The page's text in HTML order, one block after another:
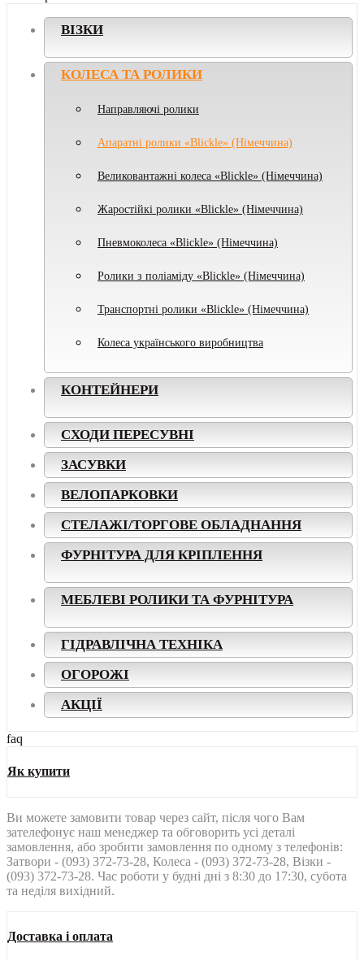
ВІЗКИ
КОЛЕСА ТА РОЛИКИ
Направляючі ролики
Апаратні ролики «Blickle» (Німеччина)
Великовантажні колеса «Blickle» (Німеччина)
Жаростійкі ролики «Blickle» (Німеччина)
Пневмоколеса «Blickle» (Німеччина)
Ролики з поліаміду «Blickle» (Німеччина)
Транспортні ролики «Blickle» (Німеччина)
Колеса українського виробництва
КОНТЕЙНЕРИ
СХОДИ ПЕРЕСУВНІ
ЗАСУВКИ
ВЕЛОПАРКОВКИ
СТЕЛАЖІ/ТОРГОВЕ ОБЛАДНАННЯ
ФУРНІТУРА ДЛЯ КРІПЛЕННЯ
МЕБЛЕВІ РОЛИКИ ТА ФУРНІТУРА
ГІДРАВЛІЧНА ТЕХНІКА
ОГОРОЖІ
АКЦІЇ
faq
Як купити
Ви можете замовити товар через сайт, після чого Вам
зателефонує наш менеджер та обговорить усі деталі
замовлення, або зробити замовлення по одному з телефонів:
Затвори - (093) 372-73-28, Колеса - (093) 372-73-28, Візки -
(093) 372-73-28. Час роботи у будні дні з 8:30 до 17:30, субота
та неділя вихідний.
Доставка і оплата